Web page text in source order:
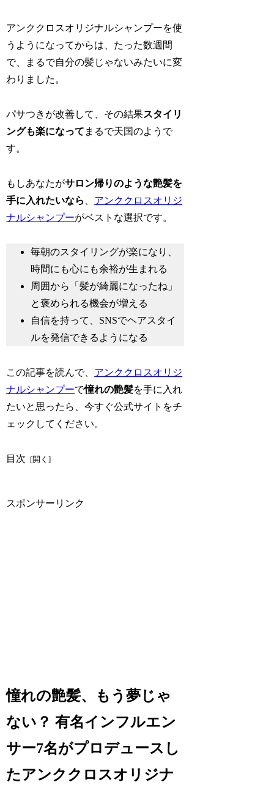
アンククロスオリジナルシャンプーを使
うようになってからは、たった数週間
で、まるで自分の髪じゃないみたいに変
わりました。
パサつきが改善して、その結果スタイリ
ングも楽になって まるで天国のようで
す。
もしあなたがサロン帰りのような艶髪を
手に入れたいなら
アンククロスオリジ
ナルシャンプーがベストな選択です。
毎朝のスタイリングが楽になり、
時間にも心にも余裕が生まれる
周囲から「髪が綺麗になったね」
と褒められる機会が増える
自信を持って、SNSでヘアスタイ
ルを発信できるようになる
この記事を読んで、 アンククロスオリジ
ナルシャンプーで憧れの艶髪を手に入れ
たいと思ったら、今すぐ公式サイトをチ
ェックしてください。
目次
スポンサーリンク
憧れの艶髪、もう夢じゃ
ない？ 有名インフルエン
サー7名がプロデュースし
たアンククロスオリジナ